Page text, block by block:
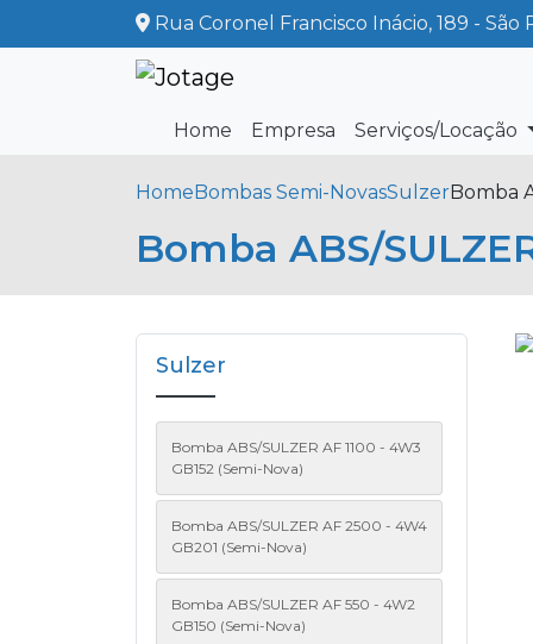
Rua Coronel Francisco Inácio, 189 - São
Home Empresa Serviços/Locação
HomeBombas Semi-NovasSulzerBomba
Bomba ABS/
Sulzer
Bomba ABS/SULZER AF 1100 - 4W3
GB152 (Semi-Nova)
Bomba ABS/SULZER AF 2500 - 4W4
GB201 (Semi-Nova)
Bomba ABS/SULZER AF 550 - 4W2
GB150 (Semi-Nova)